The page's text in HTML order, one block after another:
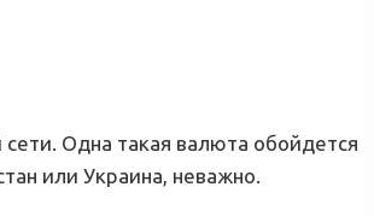
сети. Одна такая валюта обойдется
или Украина, неважно.